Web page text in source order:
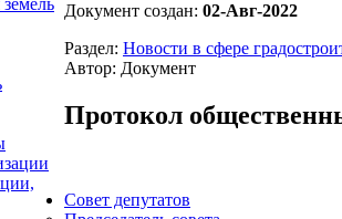
Документ создан: 02-Авг-2022
Раздел: Новости в сфере
Автор: Документ
Протокол
Совет депутатов